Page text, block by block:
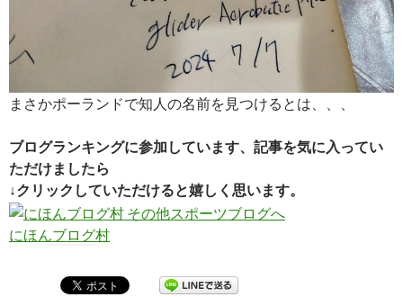
まさかポーランドで知人の名前を見つけるとは、、、
ブログランキングに参加しています、記事を気に入ってい
ただけましたら
↓クリックしていただけると嬉しく思います。
にほんブログ村